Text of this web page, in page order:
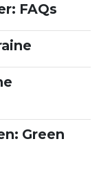
FAQs
Green